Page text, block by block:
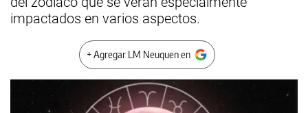
impactados en varios aspectos.
+ Agregar LM Neuquen en